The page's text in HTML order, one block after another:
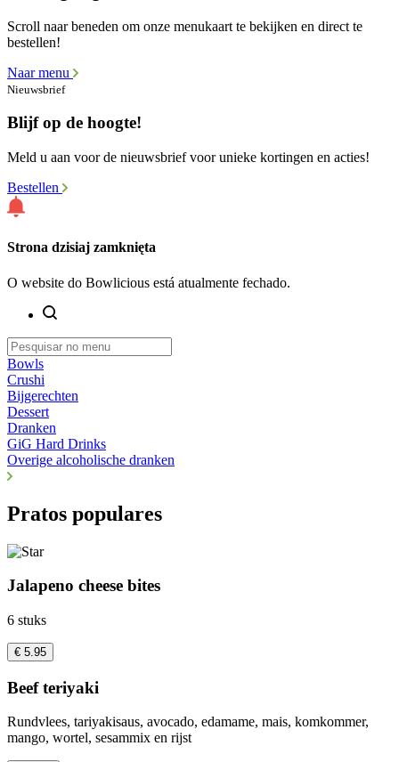
Scroll naar beneden om onze menukaart te bekijken en direct te
bestellen!
Naar menu
Nieuwsbrief
Blijf op de hoogte!
Meld u aan voor de nieuwsbrief voor unieke kortingen en acties!
Bestellen
Strona dzisiaj zamknięta
O website do Bowlicious está atualmente fechado.
Bowls
Crushi
Bijgerechten
Dessert
Dranken
GiG Hard Drinks
Overige alcoholische dranken
Pratos populares
Jalapeno cheese bites
6 stuks
€ 5.95
Beef teriyaki
Rundvlees, tariyakisaus, avocado, edamame, mais, komkommer,
mango, wortel, sesammix en rijst